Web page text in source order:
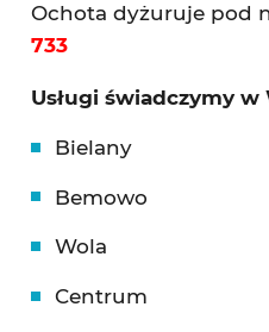
Ochota dyżuruje pod
733
Usługi świadczymy
Bielany
Bemowo
Wola
Centrum